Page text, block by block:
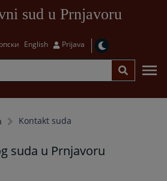
sud u Prnjavoru
English Prijava
Kontakt suda
suda u Prnjavoru